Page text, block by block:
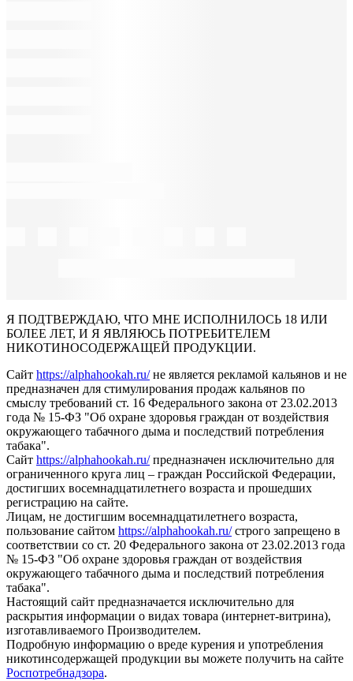
Я ПОДТВЕРЖДАЮ, ЧТО МНЕ ИСПОЛНИЛОСЬ 18 ИЛИ
БОЛЕЕ ЛЕТ, И Я ЯВЛЯЮСЬ ПОТРЕБИТЕЛЕМ
НИКОТИНОСОДЕРЖАЩЕЙ ПРОДУКЦИИ.
Сайт https://alphahookah.ru/не является рекламой кальянов и не
предназначен для стимулирования продаж кальянов по
смыслу требований ст. 16 Федерального закона от 23.02.2013
года № 15-ФЗ "Об охране здоровья граждан от воздействия
окружающего табачного дыма и последствий потребления
табака".
Сайт https://alphahookah.ru/предназначен исключительно для
ограниченного круга лиц – граждан Российской Федерации,
достигших восемнадцатилетнего возраста и прошедших
регистрацию на сайте.
Лицам, не достигшим восемнадцатилетнего возраста,
пользование сайтом https://alphahookah.ru/строго запрещено в
соответствии со ст. 20 Федерального закона от 23.02.2013 года
№ 15-ФЗ "Об охране здоровья граждан от воздействия
окружающего табачного дыма и последствий потребления
табака".
Настоящий сайт предназначается исключительно для
раскрытия информации о видах товара (интернет-витрина),
изготавливаемого Производителем.
Подробную информацию о вреде курения и употребления
никотинсодержащей продукции вы можете получить на сайте
Роспотребнадзора.